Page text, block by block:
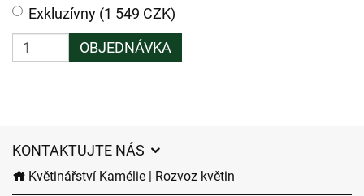
Exkluzívny (1 549 CZK)
OBJEDNÁVKA
KONTAKTUJTE NÁS
Květinářství Kamélie | Rozvoz květin